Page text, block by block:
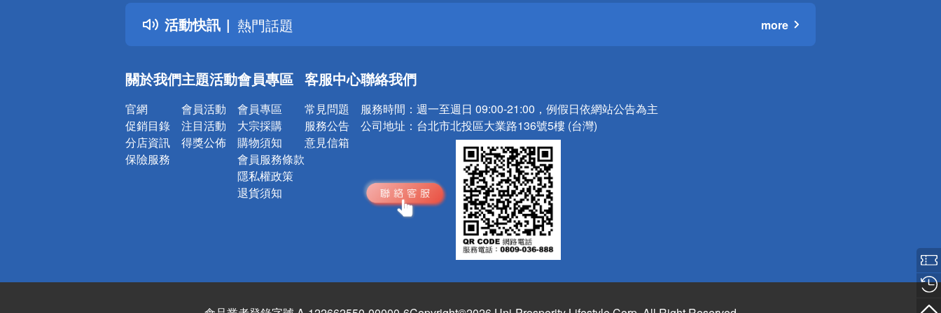
活動快訊
得獎公告
熱門話題
銀行優惠
詐騙網頁！請小心！
more
關於我們
官網
促銷目錄
分店資訊
保險服務
主題活動
會員活動
注目活動
得獎公佈
會員專區
會員專區
大宗採購
購物須知
會員服務條款
隱私權政策
退貨須知
客服中心
常見問題
服務公告
意見信箱
聯絡我們
服務時間： 週一至週日 09:00-21:00，例假日依網站公告為主
公司地址： 台北市北投區大業路136號5樓 (台灣)